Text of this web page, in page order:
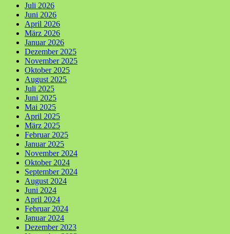
Juli 2026
Juni 2026
April 2026
März 2026
Januar 2026
Dezember 2025
November 2025
Oktober 2025
August 2025
Juli 2025
Juni 2025
Mai 2025
April 2025
März 2025
Februar 2025
Januar 2025
November 2024
Oktober 2024
September 2024
August 2024
Juni 2024
April 2024
Februar 2024
Januar 2024
Dezember 2023